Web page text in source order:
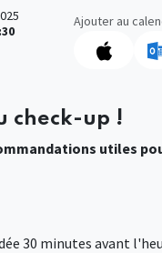
Ajouter au
check-up !
utiles
30 minutes avant